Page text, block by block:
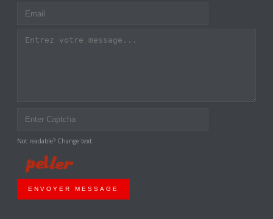
Not readable? Change text.
ENVOYER MESSAGE